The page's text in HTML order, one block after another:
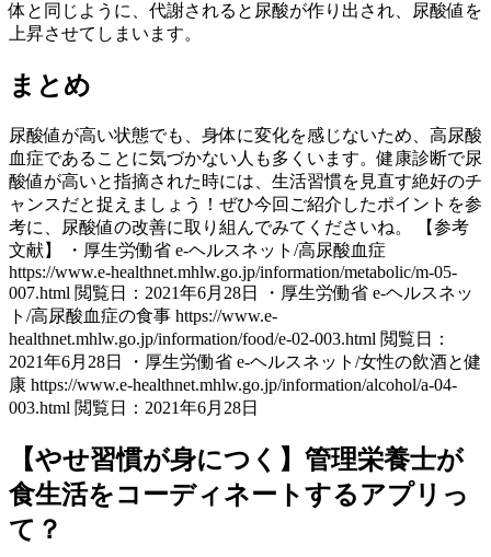
体と同じように、代謝されると尿酸が作り出され、尿酸値を
上昇させてしまいます。
まとめ
尿酸値が高い状態でも、身体に変化を感じないため、高尿酸
血症であることに気づかない人も多くいます。健康診断で尿
酸値が高いと指摘された時には、生活習慣を見直す絶好のチ
ャンスだと捉えましょう！ぜひ今回ご紹介したポイントを参
考に、尿酸値の改善に取り組んでみてくださいね。 【参考
文献】 ・厚生労働省 e-ヘルスネット/高尿酸血症
https://www.e-healthnet.mhlw.go.jp/information/metabolic/m-05-
007.html 閲覧日：2021年6月28日 ・厚生労働省 e-ヘルスネッ
ト/高尿酸血症の食事 https://www.e-
healthnet.mhlw.go.jp/information/food/e-02-003.html 閲覧日：
2021年6月28日 ・厚生労働省 e-ヘルスネット/女性の飲酒と健
康 https://www.e-healthnet.mhlw.go.jp/information/alcohol/a-04-
003.html 閲覧日：2021年6月28日
【やせ習慣が身につく】管理栄養士が
食生活をコーディネートするアプリっ
て？